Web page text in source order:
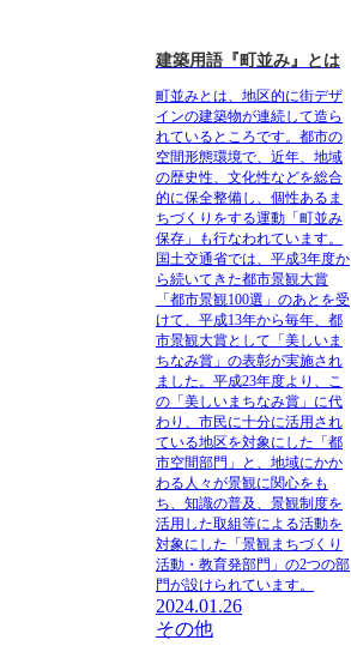
建築用語『町並み』とは
町並みとは、地区的に街デザ
インの建築物が連続して造ら
れているところです。都市の
空間形態環境で、近年、地域
の歴史性、文化性などを総合
的に保全整備し、個性あるま
ちづくりをする運動「町並み
保存」も行なわれています。
国土交通省では、平成3年度か
ら続いてきた都市景観大賞
「都市景観100選」のあとを受
けて、平成13年から毎年、都
市景観大賞として「美しいま
ちなみ賞」の表彰が実施され
ました。平成23年度より、こ
の「美しいまちなみ賞」に代
わり、市民に十分に活用され
ている地区を対象にした「都
市空間部門」と、地域にかか
わる人々が景観に関心をも
ち、知識の普及、景観制度を
活用した取組等による活動を
対象にした「景観まちづくり
活動・教育発部門」の2つの部
門が設けられています。
2024.01.26
その他